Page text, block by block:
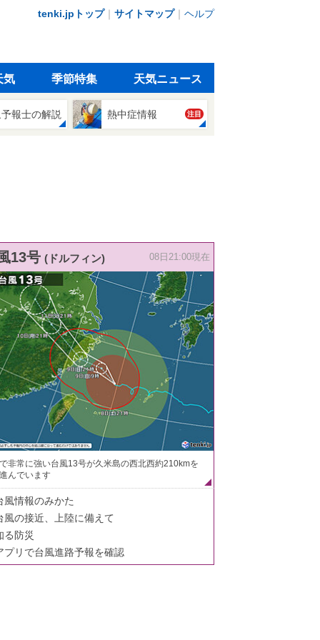
tenki.jpトップ｜ サイトマップ｜ ヘルプ
気 季節特集 天気ニュース
報士の解説 熱中症情報 注目
13号 (ドルフィン) 08日21:00現在
非常に強い台風13号が久米島の西北西約210kmを
んでいます
風情報のみかた
風の接近、上陸に備えて
る防災
プリで台風進路予報を確認